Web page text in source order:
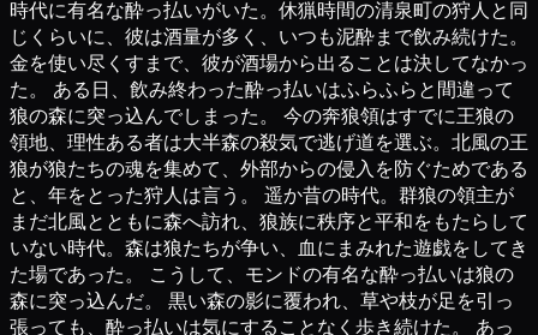
時代に有名な酔っ払いがいた。休猟時間の清泉町の狩人と同
じくらいに、彼は酒量が多く、いつも泥酔まで飲み続けた。
金を使い尽くすまで、彼が酒場から出ることは決してなかっ
た。 ある日、飲み終わった酔っ払いはふらふらと間違って
狼の森に突っ込んでしまった。 今の奔狼領はすでに王狼の
領地、理性ある者は大半森の殺気で逃げ道を選ぶ。北風の王
狼が狼たちの魂を集めて、外部からの侵入を防ぐためである
と、年をとった狩人は言う。 遥か昔の時代。群狼の領主が
まだ北風とともに森へ訪れ、狼族に秩序と平和をもたらして
いない時代。森は狼たちが争い、血にまみれた遊戯をしてき
た場であった。 こうして、モンドの有名な酔っ払いは狼の
森に突っ込んだ。 黒い森の影に覆われ、草や枝が足を引っ
張っても、酔っ払いは気にすることなく歩き続けた。 あっ